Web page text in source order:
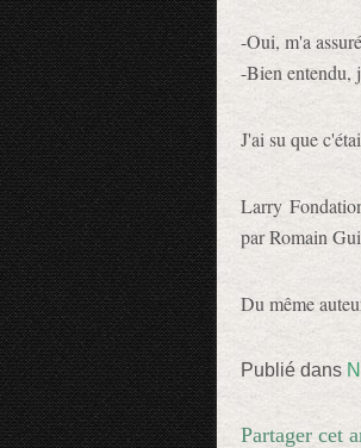
-Oui, m'a
-Bien entendu,
J'ai su que
Larry
par Romain
Du même
Publié dans
Partager cet